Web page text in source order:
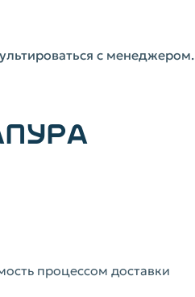
с менеджером.
процессом доставки